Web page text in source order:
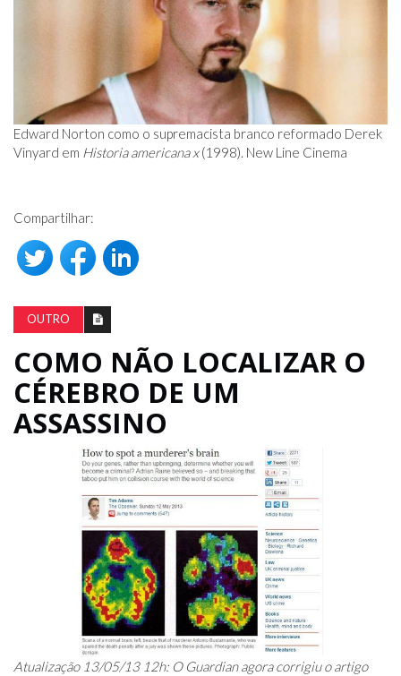
Edward Norton como o supremacista branco reformado Derek
Vinyard em Historia americana x(1998). New Line Cinema
Compartilhar:
OUTRO
COMO NÃO LOCALIZAR O
CÉREBRO DE UM
ASSASSINO
Atualização 13/05/13 12h: O Guardian agora corrigiu o artigo